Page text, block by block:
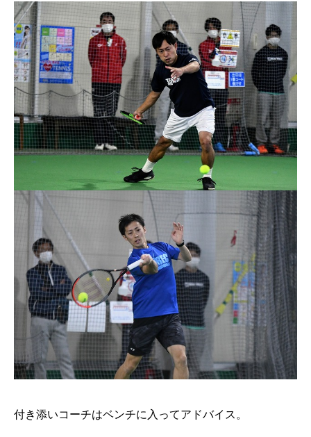
付き添いコーチはベンチに入ってアドバイス。